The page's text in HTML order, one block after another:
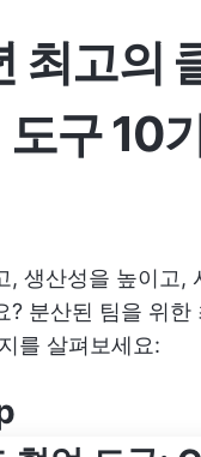
최고의
도구 10
, 생산성을 높이고,
? 분산된 팀을 위한
를 살펴보세요: